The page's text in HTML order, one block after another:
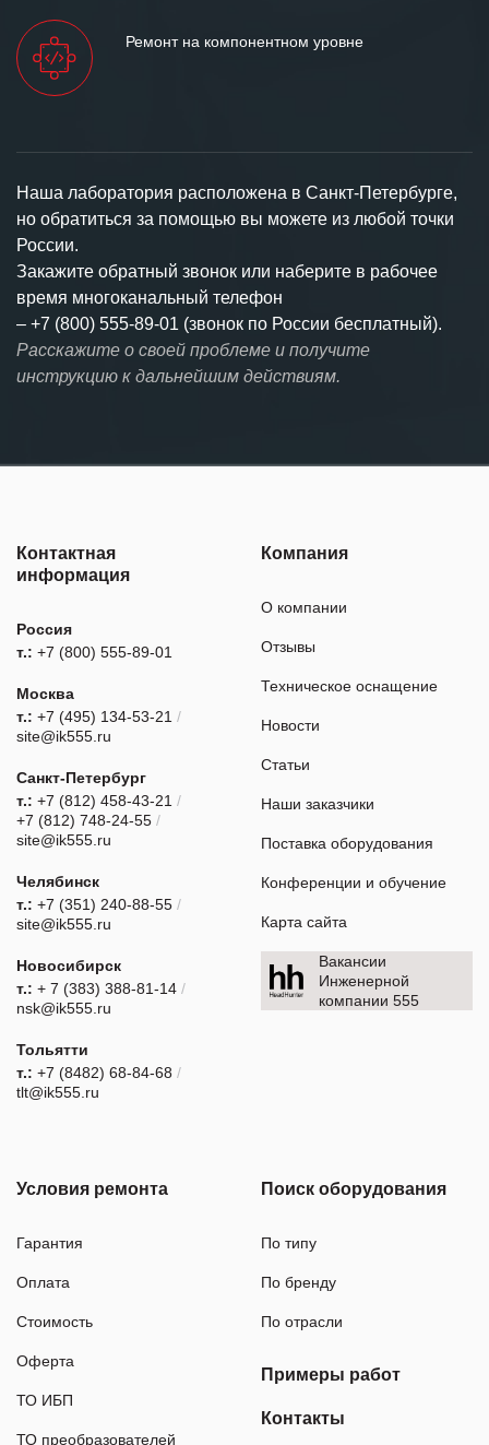
Ремонт на компонентном уровне
Наша лаборатория расположена в Санкт-Петербурге,
но обратиться за помощью вы можете из любой точки
России.
Закажите обратный звонок или наберите в рабочее
время многоканальный телефон
– +7 (800) 555-89-01 (звонок по России бесплатный).
Расскажите о своей проблеме и получите
инструкцию к дальнейшим действиям.
Контактная
информация
Россия
т.: +7 (800) 555-89-01
Москва
т.: +7 (495) 134-53-21 /
site@ik555.ru
Санкт-Петербург
т.: +7 (812) 458-43-21 /
+7 (812) 748-24-55 /
site@ik555.ru
Челябинск
т.: +7 (351) 240-88-55 /
site@ik555.ru
Новосибирск
т.: + 7 (383) 388-81-14 /
nsk@ik555.ru
Тольятти
т.: +7 (8482) 68-84-68 /
tlt@ik555.ru
Компания
О компании
Отзывы
Техническое оснащение
Новости
Статьи
Наши заказчики
Поставка оборудования
Конференции и обучение
Карта сайта
Вакансии
Инженерной
компании 555
Условия ремонта
Гарантия
Оплата
Стоимость
Оферта
ТО ИБП
ТО преобразователей
Поиск оборудования
По типу
По бренду
По отрасли
Примеры работ
Контакты